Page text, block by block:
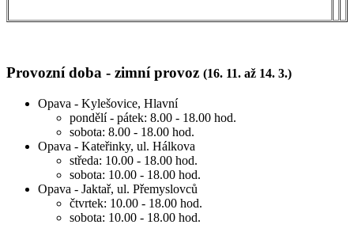
Provozní doba - zimní provoz (16. 11. až 14. 3.)
Opava - Kylešovice, Hlavní
pondělí - pátek: 8.00 - 18.00 hod.
sobota: 8.00 - 18.00 hod.
Opava - Kateřinky, ul. Hálkova
středa: 10.00 - 18.00 hod.
sobota: 10.00 - 18.00 hod.
Opava - Jaktař, ul. Přemyslovců
čtvrtek: 10.00 - 18.00 hod.
sobota: 10.00 - 18.00 hod.